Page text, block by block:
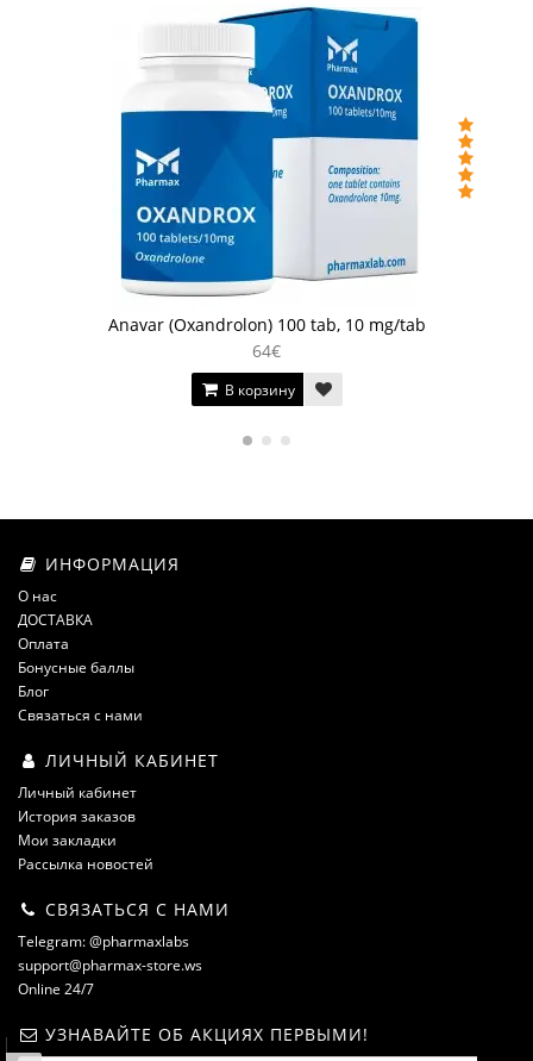
Anavar (Oxandrolon) 100 tab, 10 mg/tab
64€
В корзину
ИНФОРМАЦИЯ
О нас
ДОСТАВКА
Оплата
Бонусные баллы
Блог
Связаться с нами
ЛИЧНЫЙ КАБИНЕТ
Личный кабинет
История заказов
Мои закладки
Рассылка новостей
СВЯЗАТЬСЯ С НАМИ
Telegram: @pharmaxlabs
support@pharmax-store.ws
Online 24/7
УЗНАВАЙТЕ ОБ АКЦИЯХ ПЕРВЫМИ!